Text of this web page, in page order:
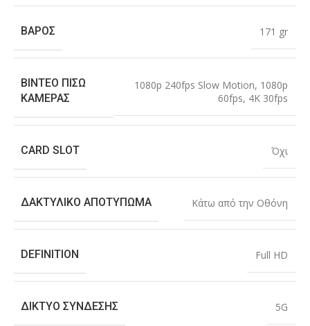
ΒΆΡΟΣ 171 gr
ΒΊΝΤΕΟ ΠΊΣΩ
ΚΆΜΕΡΑΣ
1080p 240fps Slow Motion, 1080p
60fps, 4K 30fps
CARD SLOT Όχι
ΔΑΚΤΥΛΙΚΌ ΑΠΟΤΎΠΩΜΑ Κάτω από την Οθόνη
DEFINITION Full HD
ΔΊΚΤΥΟ ΣΎΝΔΕΣΗΣ 5G